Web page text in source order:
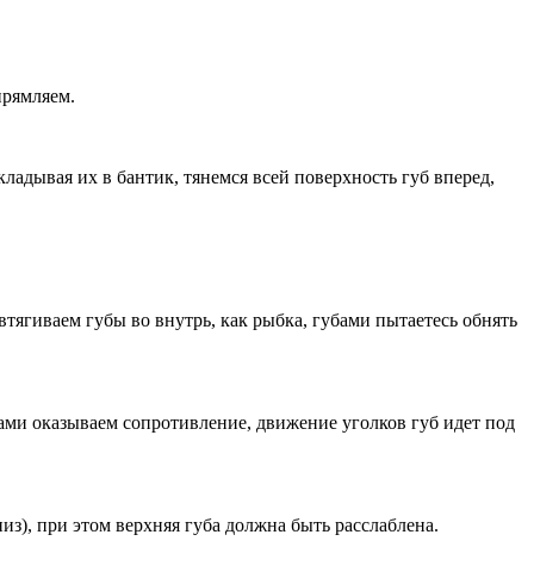
их в бантик, тянемся всей поверхность губ вперед,
губы во внутрь, как рыбка, губами пытаетесь обнять
оказываем сопротивление, движение уголков губ идет под
при этом верхняя губа должна быть расслаблена.